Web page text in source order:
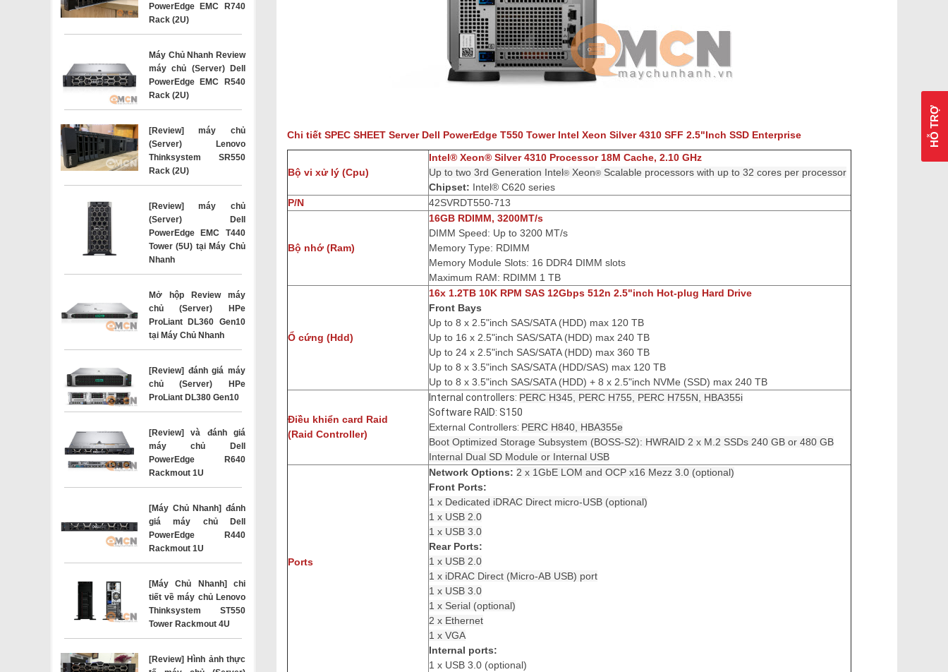
HỖ TRỢ
PowerEdge EMC R740
Rack (2U)
Máy Chủ Nhanh Review
máy chủ (Server) Dell
PowerEdge EMC R540
Rack (2U)
[Review] máy chủ
(Server) Lenovo
Thinksystem SR550
Rack (2U)
[Review] máy chủ
(Server) Dell
PowerEdge EMC T440
Tower (5U) tại Máy Chủ
Nhanh
Mở hộp Review máy
chủ (Server) HPe
ProLiant DL360 Gen10
tại Máy Chủ Nhanh
[Review] đánh giá máy
chủ (Server) HPe
ProLiant DL380 Gen10
[Review] và đánh giá
máy chủ Dell
PowerEdge R640
Rackmout 1U
[Máy Chủ Nhanh] đánh
giá máy chủ Dell
PowerEdge R440
Rackmout 1U
[Máy Chủ Nhanh] chi
tiết về máy chủ Lenovo
Thinksystem ST550
Tower Rackmout 4U
[Review] Hình ảnh thực
Chi tiết SPEC SHEET Server Dell PowerEdge T550 Tower Intel Xeon Silver 4310 SFF 2.5"Inch SSD Enterprise
Bộ vi xử lý (Cpu)
Intel® Xeon® Silver 4310 Processor 18M Cache, 2.10 GHz
Up to two 3rd Generation Intel®Xeon®Scalable processors with up to 32 cores per processor
Chipset: Intel® C620 series
P/N
42SVRDT550-713
Bộ nhớ (Ram)
16GB RDIMM, 3200MT/s
DIMM Speed: Up to 3200 MT/s
Memory Type: RDIMM
Memory Module Slots: 16 DDR4 DIMM slots
Maximum RAM: RDIMM 1 TB
Ổ cứng (Hdd)
16x 1.2TB 10K RPM SAS 12Gbps 512n 2.5"inch Hot-plug Hard Drive
Front Bays
Up to 8 x 2.5"inch SAS/SATA (HDD) max 120 TB
Up to 16 x 2.5"inch SAS/SATA (HDD) max 240 TB
Up to 24 x 2.5"inch SAS/SATA (HDD) max 360 TB
Up to 8 x 3.5"inch SAS/SATA (HDD/SAS) max 120 TB
Up to 8 x 3.5"inch SAS/SATA (HDD) + 8 x 2.5"inch NVMe (SSD) max 240 TB
Điều khiển card Raid
(Raid Controller)
Internal controllers: PERC H345, PERC H755, PERC H755N, HBA355i
Software RAID: S150
External Controllers: PERC H840, HBA355e
Boot Optimized Storage Subsystem (BOSS-S2): HWRAID 2 x M.2 SSDs 240 GB or 480 GB
Internal Dual SD Module or Internal USB
Ports
Network Options: 2 x 1GbE LOM and OCP x16 Mezz 3.0 (optional)
Front Ports:
1 x Dedicated iDRAC Direct micro-USB (optional)
1 x USB 2.0
1 x USB 3.0
Rear Ports:
1 x USB 2.0
1 x iDRAC Direct (Micro-AB USB) port
1 x USB 3.0
1 x Serial (optional)
2 x Ethernet
1 x VGA
Internal ports:
1 x USB 3.0 (optional)